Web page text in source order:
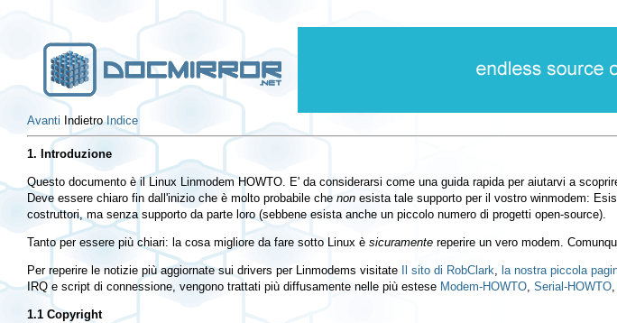
Avanti IndietroIndice
1. Introduzione
Questo documento è il Linux Linmodem HOWTO. E' da considerarsi come una guida rapida per aiutarvi a
Deve essere chiaro fin dall'inizio che è molto probabile che non esista tale supporto per il vostro winmodem:
costruttori, ma senza supporto da parte loro (sebbene esista anche un piccolo numero di progetti open-source).
Tanto per essere più chiari: la cosa migliore da fare sotto Linux è sicuramente reperire un vero modem.
Per reperire le notizie più aggiornate sui drivers per Linmodems visitate Il sito di RobClark, la nostra piccola
IRQ e script di connessione, vengono trattati più diffusamente nelle più estese Modem-HOWTO, Serial-HOWTO,
1.1 Copyright